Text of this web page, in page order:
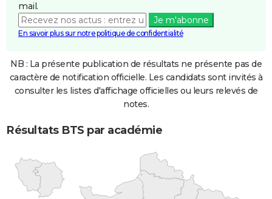
mail.
Je m'abonne
En savoir plus sur notre politique de confidentialité
NB : La présente publication de résultats ne présente pas de
caractère de notification officielle. Les candidats sont invités à
consulter les listes d'affichage officielles ou leurs relevés de
notes.
Résultats BTS par académie